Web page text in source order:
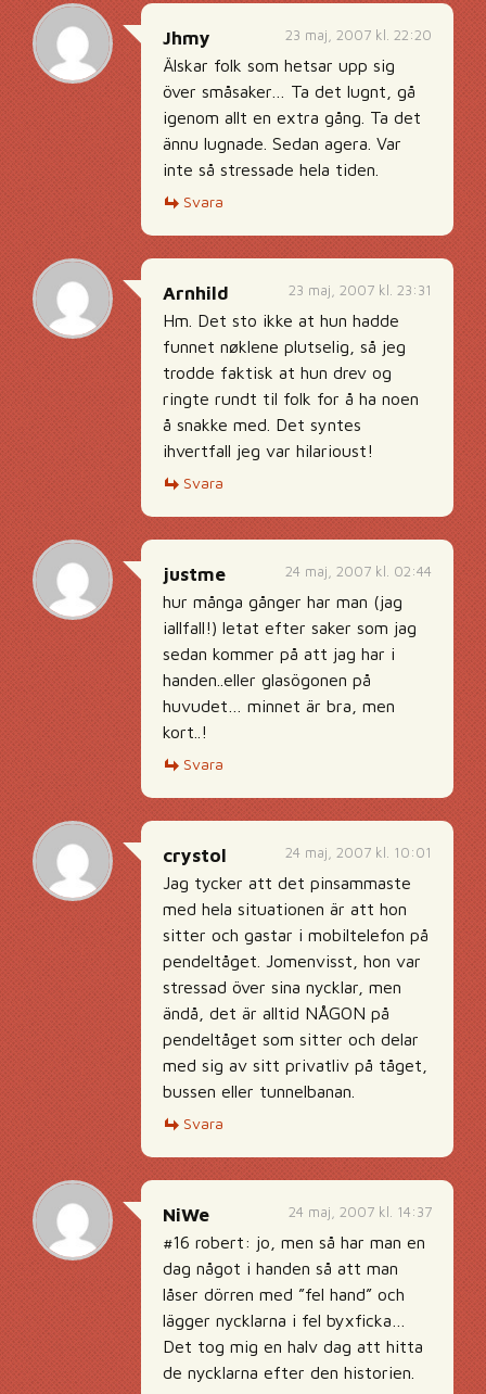
23 maj, 2007 kl. 22:20
Jhmy
Älskar folk som hetsar upp sig
över småsaker… Ta det lugnt, gå
igenom allt en extra gång. Ta det
ännu lugnade. Sedan agera. Var
inte så stressade hela tiden.
Svara
23 maj, 2007 kl. 23:31
Arnhild
Hm. Det sto ikke at hun hadde
funnet nøklene plutselig, så jeg
trodde faktisk at hun drev og
ringte rundt til folk for å ha noen
å snakke med. Det syntes
ihvertfall jeg var hilarioust!
Svara
24 maj, 2007 kl. 02:44
justme
hur många gånger har man (jag
iallfall!) letat efter saker som jag
sedan kommer på att jag har i
handen..eller glasögonen på
huvudet… minnet är bra, men
kort..!
Svara
24 maj, 2007 kl. 10:01
crystol
Jag tycker att det pinsammaste
med hela situationen är att hon
sitter och gastar i mobiltelefon på
pendeltåget. Jomenvisst, hon var
stressad över sina nycklar, men
ändå, det är alltid NÅGON på
pendeltåget som sitter och delar
med sig av sitt privatliv på tåget,
bussen eller tunnelbanan.
Svara
24 maj, 2007 kl. 14:37
NiWe
#16 robert: jo, men så har man en
dag något i handen så att man
låser dörren med ”fel hand” och
lägger nycklarna i fel byxficka…
Det tog mig en halv dag att hitta
de nycklarna efter den historien.